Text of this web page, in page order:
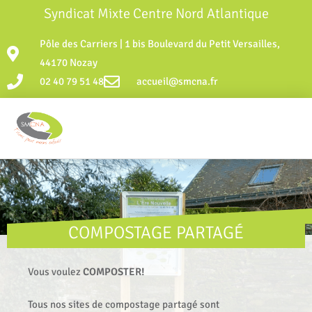
Syndicat Mixte Centre Nord Atlantique
Pôle des Carriers | 1 bis Boulevard du Petit Versailles,
44170 Nozay
02 40 79 51 48
accueil@smcna.fr
COMPOSTAGE PARTAGÉ
Vous voulez COMPOSTER!
Tous nos sites de compostage partagé sont